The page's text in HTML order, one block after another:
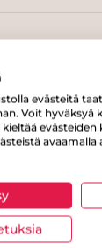
evästeitä
Voit hyväksyä
evästeiden
avaamalla